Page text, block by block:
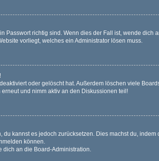
Passwort richtig sind. Wenn dies der Fall ist, wende dich
vorliegt, welches ein Administrator lösen muss.
oder gelöscht hat. Außerdem löschen viele
und nimm aktiv an den Diskussionen teil!
kannst es jedoch zurücksetzen. Dies machst du,
können.
dich an die Board-Administration.